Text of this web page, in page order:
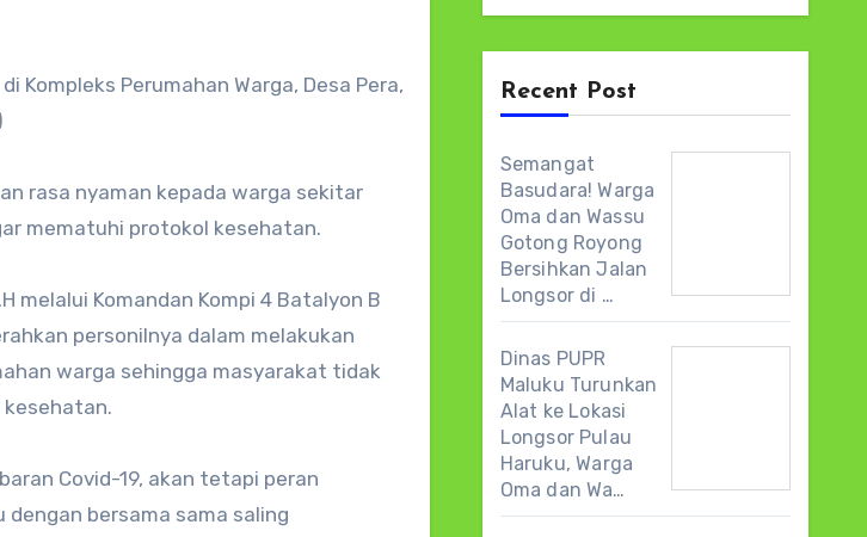
Kompleks Perumahan Warga, Desa Pera,
rasa nyaman kepada warga sekitar
mematuhi protokol kesehatan.
melalui Komandan Kompi 4 Batalyon B
personilnya dalam melakukan
warga sehingga masyarakat tidak
Covid-19, akan tetapi peran
bersama sama saling
Recent Post
Semangat
Basudara! Warga
Oma dan Wassu
Gotong Royong
Bersihkan Jalan
Longsor di …
Dinas PUPR
Maluku Turunkan
Alat ke Lokasi
Longsor Pulau
Haruku, Warga
Oma dan Wa…